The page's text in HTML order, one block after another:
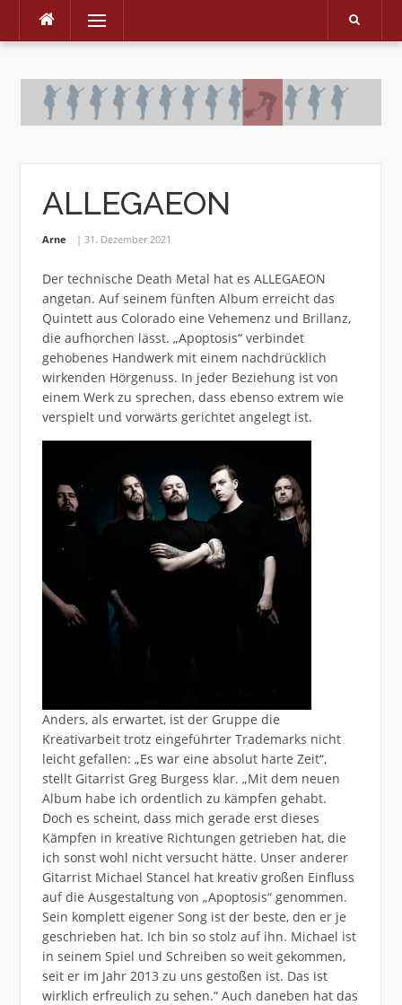
Skip
Menu
ALLEGAEON
Arne 31. Dezember 2021
Der technische Death Metal hat es ALLEGAEON
angetan. Auf seinem fünften Album erreicht das
Quintett aus Colorado eine Vehemenz und Brillanz,
die aufhorchen lässt. „Apoptosis“ verbindet
gehobenes Handwerk mit einem nachdrücklich
wirkenden Hörgenuss. In jeder Beziehung ist von
einem Werk zu sprechen, dass ebenso extrem wie
verspielt und vorwärts gerichtet angelegt ist.
Anders, als erwartet, ist der Gruppe die
Kreativarbeit trotz eingeführter Trademarks nicht
leicht gefallen: „Es war eine absolut harte Zeit“,
stellt Gitarrist Greg Burgess klar. „Mit dem neuen
Album habe ich ordentlich zu kämpfen gehabt.
Doch es scheint, dass mich gerade erst dieses
Kämpfen in kreative Richtungen getrieben hat, die
ich sonst wohl nicht versucht hätte. Unser anderer
Gitarrist Michael Stancel hat kreativ großen Einfluss
auf die Ausgestaltung von „Apoptosis“ genommen.
Sein komplett eigener Song ist der beste, den er je
geschrieben hat. Ich bin so stolz auf ihn. Michael ist
in seinem Spiel und Schreiben so weit gekommen,
seit er im Jahr 2013 zu uns gestoßen ist. Das ist
wirklich erfreulich zu sehen.“ Auch daneben hat das